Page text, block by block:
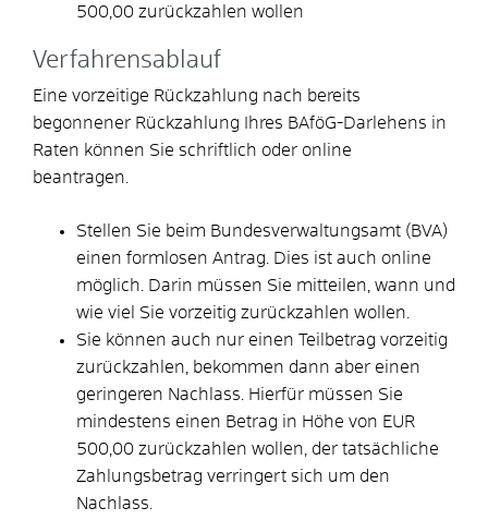
500,00 zurückzahlen wollen
Verfahrensablauf
Eine vorzeitige Rückzahlung nach bereits
begonnener Rückzahlung Ihres BAföG-Darlehens in
Raten können Sie schriftlich oder online
beantragen.
Stellen Sie beim Bundesverwaltungsamt (BVA)
einen formlosen Antrag. Dies ist auch online
möglich. Darin müssen Sie mitteilen, wann und
wie viel Sie vorzeitig zurückzahlen wollen.
Sie können auch nur einen Teilbetrag vorzeitig
zurückzahlen, bekommen dann aber einen
geringeren Nachlass. Hierfür müssen Sie
mindestens einen Betrag in Höhe von EUR
500,00 zurückzahlen wollen, der tatsächliche
Zahlungsbetrag verringert sich um den
Nachlass.